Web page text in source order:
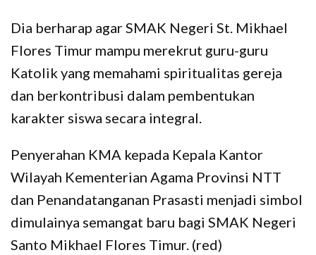
Dia berharap agar SMAK Negeri St. Mikhael
Flores Timur mampu merekrut guru-guru
Katolik yang memahami spiritualitas gereja
dan berkontribusi dalam pembentukan
karakter siswa secara integral.
Penyerahan KMA kepada Kepala Kantor
Wilayah Kementerian Agama Provinsi NTT
dan Penandatanganan Prasasti menjadi simbol
dimulainya semangat baru bagi SMAK Negeri
Santo Mikhael Flores Timur. (red)